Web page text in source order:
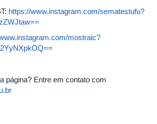
https://www.instagram.com/sematestufu?
mostraic?
página? Entre em contato com